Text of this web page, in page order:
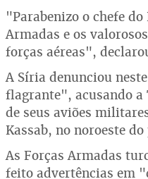
"Parabenizo o chefe
Armadas e os
forças aéreas",
A Síria denunciou
flagrante", acusando
de seus aviões
Kassab, no noroeste do
As Forças Armadas
feito advertências em